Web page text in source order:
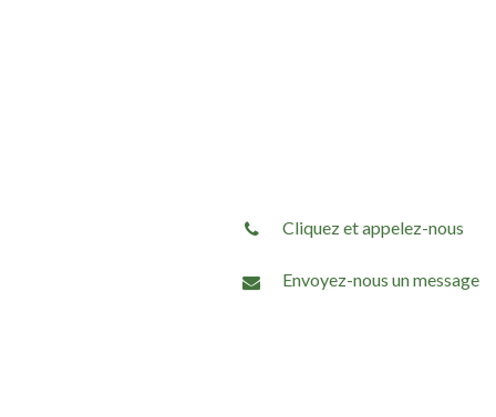
Cliquez et appelez-nous
Envoyez-nous un message